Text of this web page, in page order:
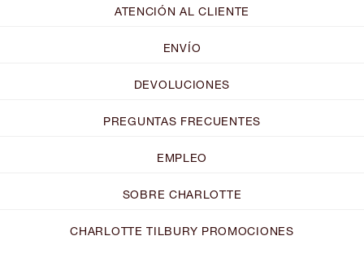
ATENCIÓN AL CLIENTE
ENVÍO
DEVOLUCIONES
PREGUNTAS FRECUENTES
EMPLEO
SOBRE CHARLOTTE
CHARLOTTE TILBURY PROMOCIONES